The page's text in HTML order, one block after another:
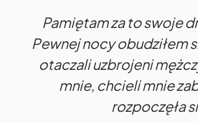
Pamiętam za to swoje
Pewnej nocy obudziłem
otaczali uzbrojeni
mnie, chcieli mnie
rozpoczęła